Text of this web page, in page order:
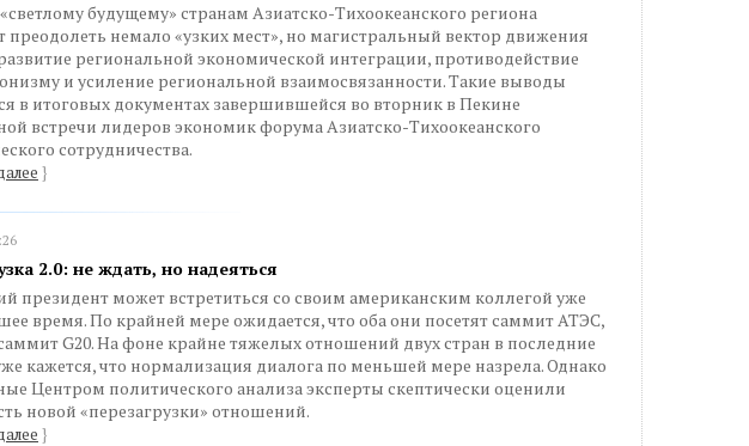
будущему» странам Азиатско-Тихоокеанского региона
преодолеть немало «узких мест», но магистральный вектор движения
региональной экономической интеграции, противодействие
и усиление региональной взаимосвязанности. Такие выводы
в итоговых документах завершившейся во вторник в Пекине
встречи лидеров экономик форума Азиатско-Тихоокеанского
сотрудничества.
}
2.0: не ждать, но надеяться
президент может встретиться со своим американским коллегой уже
время. По крайней мере ожидается, что оба они посетят саммит АТЭС,
G20. На фоне крайне тяжелых отношений двух стран в последние
кажется, что нормализация диалога по меньшей мере назрела. Однако
Центром политического анализа эксперты скептически оценили
новой «перезагрузки» отношений.
}